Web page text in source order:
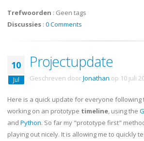
Trefwoorden : Geen tags
Discussies : 0 Comments
10
Jul
Projectupdate
Geschreven doorJonathan op 10 juli
Here is a quick update for everyone following
working on an prototype timeline, using the
and Python. So far my "prototype first"
playing out nicely. It is allowing me to quickly